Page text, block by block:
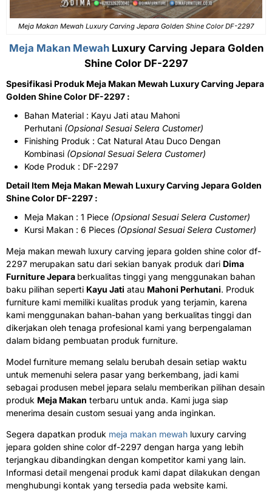
Meja Makan Mewah Luxury Carving Jepara Golden Shine Color DF-2297
Meja Makan MewahLuxury Carving Jepara Golden
Shine Color DF-2297
Spesifikasi Produk Meja Makan Mewah Luxury Carving Jepara
Golden Shine Color DF-2297 :
Bahan Material : Kayu Jati atau Mahoni
Perhutani (Opsional Sesuai Selera Customer)
Finishing Produk : Cat Natural Atau Duco Dengan
Kombinasi (Opsional Sesuai Selera Customer)
Kode Produk : DF-2297
Detail Item Meja Makan Mewah Luxury Carving Jepara Golden
Shine Color DF-2297 :
Meja Makan : 1 Piece (Opsional Sesuai Selera Customer)
Kursi Makan : 6 Pieces (Opsional Sesuai Selera Customer)
Meja makan mewah luxury carving jepara golden shine color df-
2297 merupakan satu dari sekian banyak produk dari Dima
Furniture Jepara berkualitas tinggi yang menggunakan bahan
baku pilihan seperti Kayu Jati atau Mahoni Perhutani. Produk
furniture kami memiliki kualitas produk yang terjamin, karena
kami menggunakan bahan-bahan yang berkualitas tinggi dan
dikerjakan oleh tenaga profesional kami yang berpengalaman
dalam bidang pembuatan produk furniture.
Model furniture memang selalu berubah desain setiap waktu
untuk memenuhi selera pasar yang berkembang, jadi kami
sebagai produsen mebel jepara selalu memberikan pilihan desain
produk Meja Makan terbaru untuk anda. Kami juga siap
menerima desain custom sesuai yang anda inginkan.
Segera dapatkan produk meja makan mewah luxury carving
jepara golden shine color df-2297 dengan harga yang lebih
terjangkau dibandingkan dengan kompetitor kami yang lain.
Informasi detail mengenai produk kami dapat dilakukan dengan
menghubungi kontak yang tersedia pada website kami.